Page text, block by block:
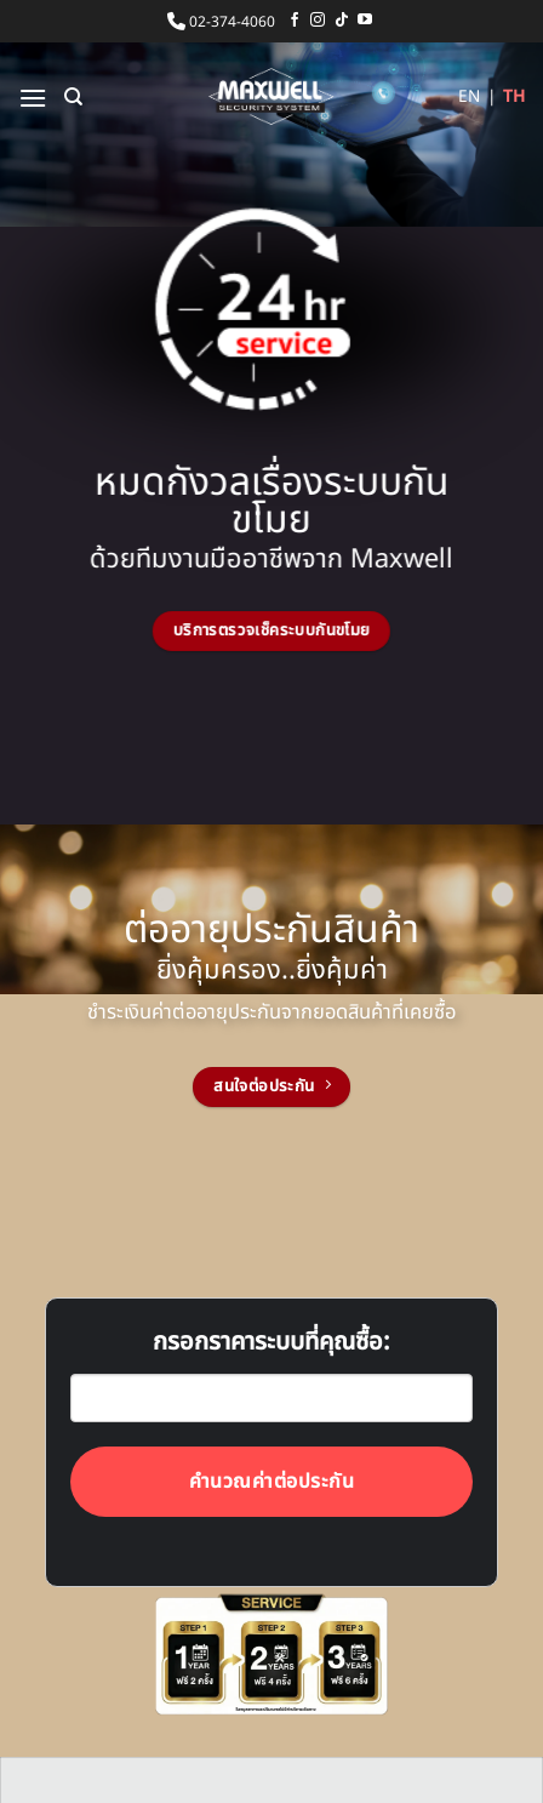
ไป
ยัง
เนื้อหา
02-374-4060
EN| TH
หมดกังวลเรื่องระบบกัน
ขโมย
ด้วยทีมงานมืออาชีพจาก Maxwell
บริการตรวจเช็คระบบกันขโมย
ต่ออายุประกันสินค้า
ยิ่งคุ้มครอง..ยิ่งคุ้มค่า
ชำระเงินค่าต่ออายุประกันจากยอดสินค้าที่เคยซื้อ
สนใจต่อประกัน
กรอกราคาระบบที่คุณซื้อ:
คำนวณค่าต่อประกัน